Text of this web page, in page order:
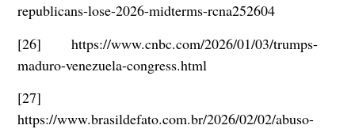
republicans-lose-2026-midterms-rcna252604
[26] https://www.cnbc.com/2026/01/03/trumps-
maduro-venezuela-congress.html
[27]
https://www.brasildefato.com.br/2026/02/02/abuso-